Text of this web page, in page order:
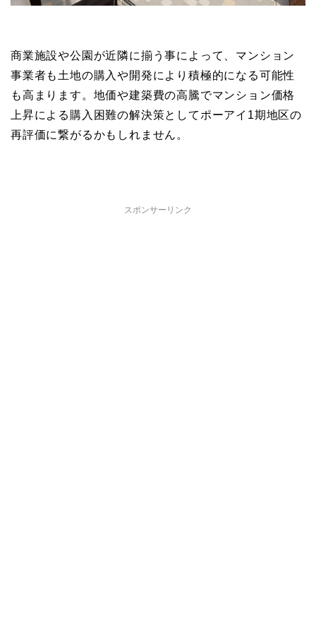
商業施設や公園が近隣に揃う事によって、マンション
事業者も土地の購入や開発により積極的になる可能性
も高まります。地価や建築費の高騰でマンション価格
上昇による購入困難の解決策としてポーアイ1期地区の
再評価に繋がるかもしれません。
スポンサーリンク